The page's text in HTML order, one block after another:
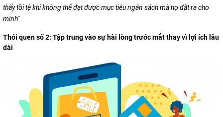
thấy tồi tệ khi không thể đạt được mục tiêu ngân sách mà họ đặt ra cho
mình".
Thói quen số 2: Tập trung vào sự hài lòng trước mắt thay vì lợi ích lâu
dài